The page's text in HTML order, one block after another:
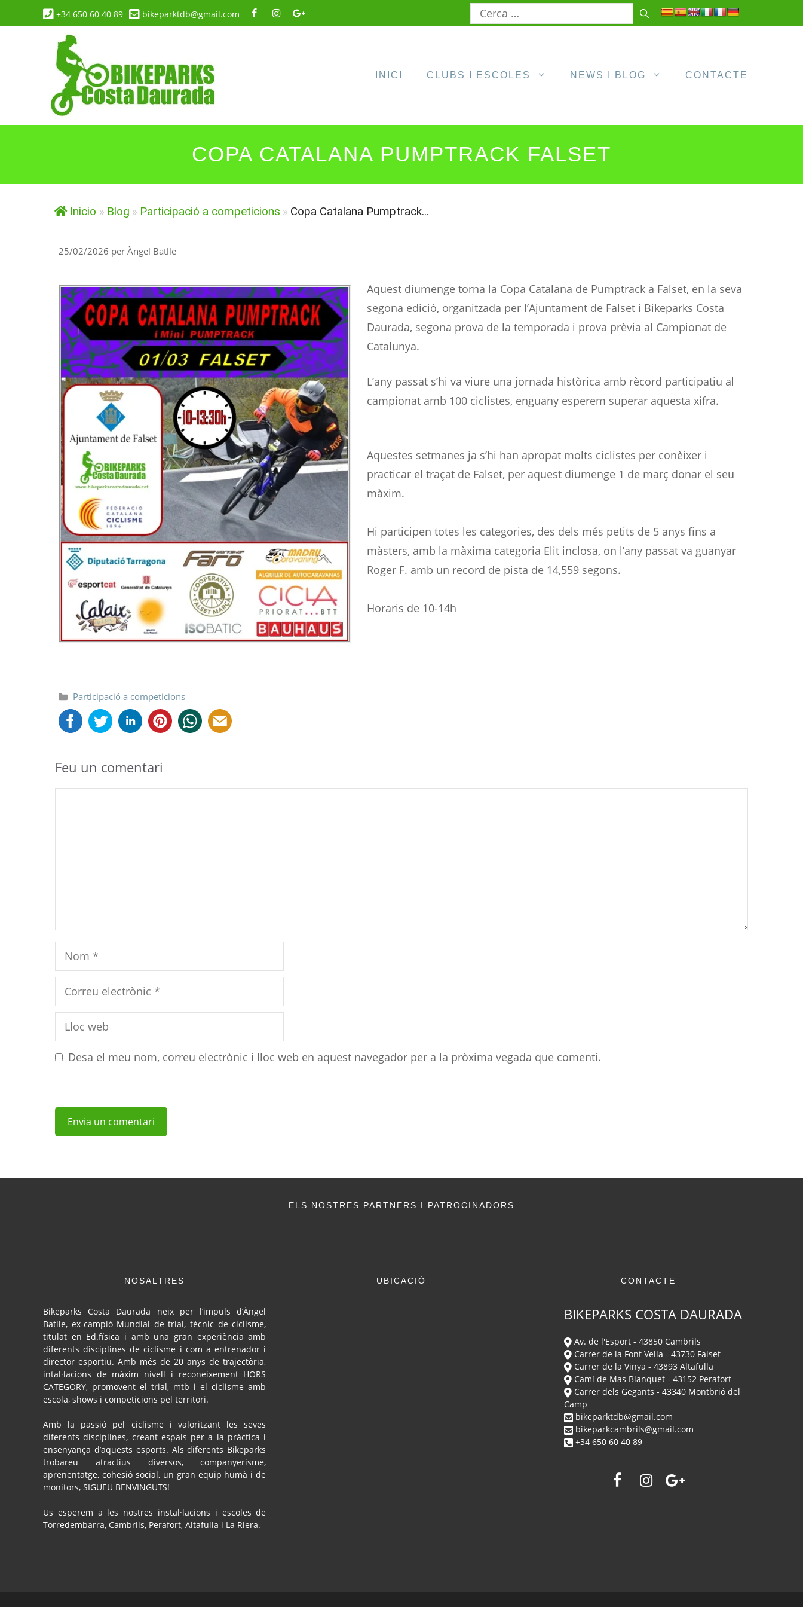
al
+34 650 60 40 89 bikeparktdb@gmail.com Cerca:
INICI CLUBS I ESCOLES NEWS I BLOG CONTACTE
COPA CATALANA PUMPTRACK FALSET
Inicio » Blog » Participació a competicions » Copa Catalana Pumptrack...
25/02/2026 per Àngel Batlle
Aquest diumenge torna la Copa Catalana de Pumptrack a Falset, en la seva
segona edició, organitzada per l’Ajuntament de Falset i Bikeparks Costa
Daurada, segona prova de la temporada i prova prèvia al Campionat de
Catalunya.
L’any passat s’hi va viure una jornada històrica amb rècord participatiu al
campionat amb 100 ciclistes, enguany esperem superar aquesta xifra.
Aquestes setmanes ja s’hi han apropat molts ciclistes per conèixer i
practicar el traçat de Falset, per aquest diumenge 1 de març donar el seu
màxim.
Hi participen totes les categories, des dels més petits de 5 anys fins a
màsters, amb la màxima categoria Elit inclosa, on l’any passat va guanyar
Roger F. amb un record de pista de 14,559 segons.
Horaris de 10-14h
Categories
Participació a competicions
Feu un comentari
Nom
Correu
electrònic
Lloc
web
Desa el meu nom, correu electrònic i lloc web en aquest navegador per a la pròxima vegada que comenti.
ELS NOSTRES PARTNERS I PATROCINADORS
NOSALTRES
Bikeparks Costa Daurada neix per l’impuls d’Àngel
Batlle, ex-campió Mundial de trial, tècnic de ciclisme,
titulat en Ed.física i amb una gran experiència amb
diferents disciplines de ciclisme i com a entrenador i
director esportiu. Amb més de 20 anys de trajectòria,
intal·lacions de màxim nivell i reconeixement HORS
CATEGORY, promovent el trial, mtb i el ciclisme amb
escola, shows i competicions pel territori.
Amb la passió pel ciclisme i valoritzant les seves
diferents disciplines, creant espais per a la pràctica i
ensenyança d’aquests esports. Als diferents Bikeparks
trobareu atractius diversos, companyerisme,
aprenentatge, cohesió social, un gran equip humà i de
monitors, SIGUEU BENVINGUTS!
Us esperem a les nostres instal·lacions i escoles de
Torredembarra, Cambrils, Perafort, Altafulla i La Riera.
UBICACIÓ CONTACTE
BIKEPARKS COSTA DAURADA
Av. de l'Esport - 43850 Cambrils
Carrer de la Font Vella - 43730 Falset
Carrer de la Vinya - 43893 Altafulla
Camí de Mas Blanquet - 43152 Perafort
Carrer dels Gegants - 43340 Montbrió del
Camp
bikeparktdb@gmail.com
bikeparkcambrils@gmail.com
+34 650 60 40 89